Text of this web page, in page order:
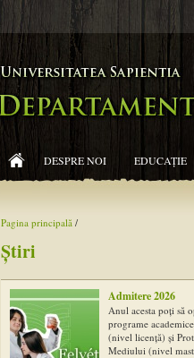
DESPRE NOI EDUCAŢIE
Pagina principală /
Ştiri
Admitere 2026
Anul acesta poți să
programe
(nivel licență) și
Mediului (nivel